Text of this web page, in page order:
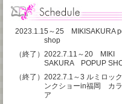
2023.1.15～25 MIKISAKURA
shop
（終了）2022.7.11～20 MIKI
SAKURA POPUP
（終了）2022.7.1～3 ルミロッ
ンクショーin福岡 カ
ア